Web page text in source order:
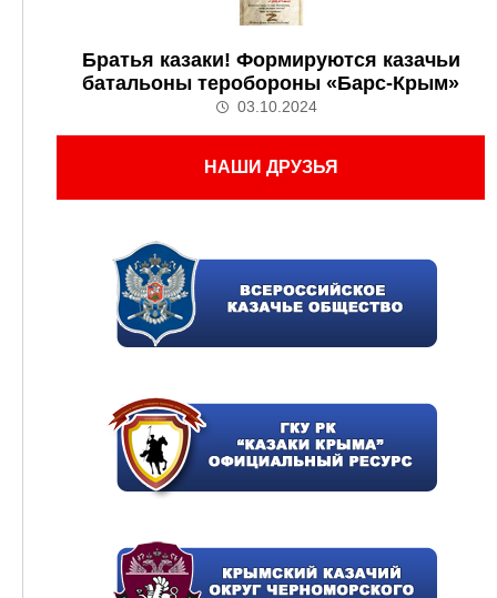
Братья казаки! Формируются казачьи
батальоны теробороны «Барс-Крым»
03.10.2024
НАШИ ДРУЗЬЯ